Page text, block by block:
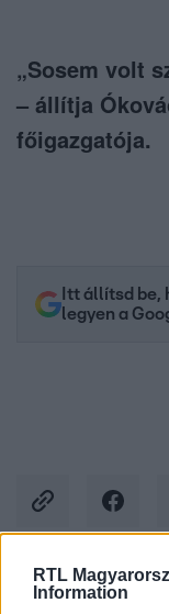
RTL
Information
„Sosem volt
– állítja
főigazgatója.
Itt állítsd be,
legyen a
Kövess